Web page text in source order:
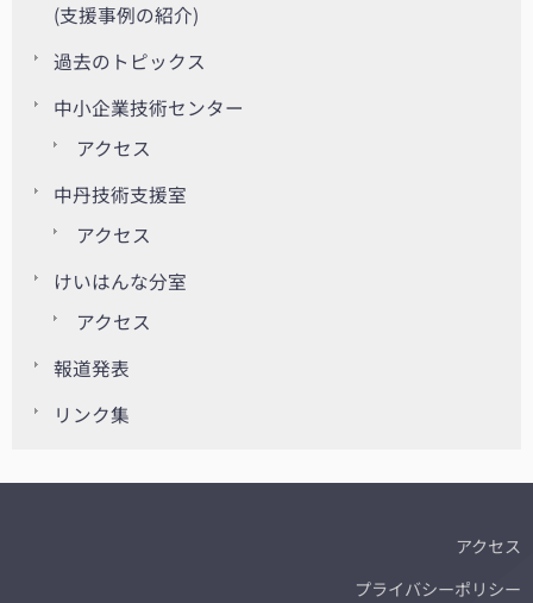
(支援事例の紹介)
過去のトピックス
中小企業技術センター
アクセス
中丹技術支援室
アクセス
けいはんな分室
アクセス
報道発表
リンク集
アクセス
プライバシーポリシー